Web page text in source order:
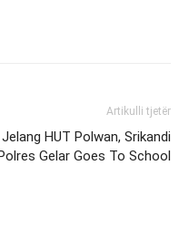
Artikulli tjetër
Jelang HUT Polwan, Srikandi
Gelar Goes To School